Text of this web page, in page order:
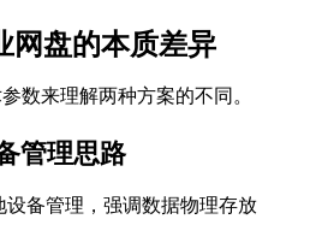
网盘的本质差异
数来理解两种方案的不同。
管理思路
设备管理，强调数据物理存放